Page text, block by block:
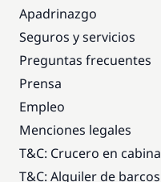
Apadrinazgo
Seguros y servicios
Preguntas frecuentes
Prensa
Empleo
Menciones legales
T&C: Crucero en cabina
T&C: Alquiler de barcos